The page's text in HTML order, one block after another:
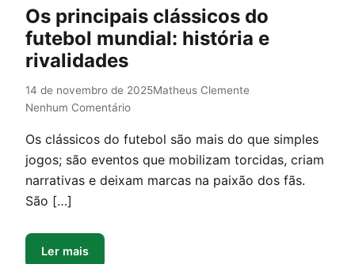
Os principais clássicos do
futebol mundial: história e
rivalidades
14 de novembro de 2025Matheus Clemente
Nenhum Comentário
Os clássicos do futebol são mais do que simples
jogos; são eventos que mobilizam torcidas, criam
narrativas e deixam marcas na paixão dos fãs.
São […]
Ler mais